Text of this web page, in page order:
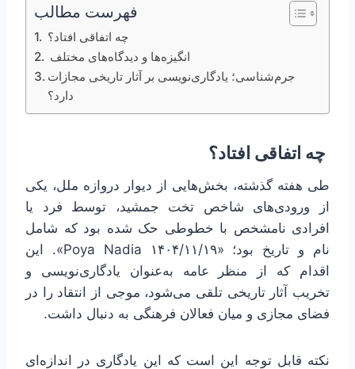
فهرست مطالب
چه اتفاقی افتاد؟
انگیزه‌ها و دیدگاه‌های مختلف
جرم‌شناسی؛ یادگاری‌نویسی بر آثار تاریخی مجازات
دارد؟
چه اتفاقی افتاد؟
طی هفته گذشته، بخش‌هایی از دیوار دروازه ملل، یکی
از ورودی‌های شاخص تخت جمشید، توسط فرد یا
افرادی نامشخص با خطوطی حک شده بود که شامل
نام و تاریخ بود؛ «۱۴۰۴/۱۱/۱۹ Poya Nadia». این
اقدام که از منظر عامه به‌عنوان یادگاری‌نویسی و
تخریب آثار تاریخی تلقی می‌شود، موجی از انتقاد را در
فضای مجازی و میان فعالان فرهنگی به دنبال داشت.
نکته قابل توجه این است که این یادگاری در اندازه‌ای